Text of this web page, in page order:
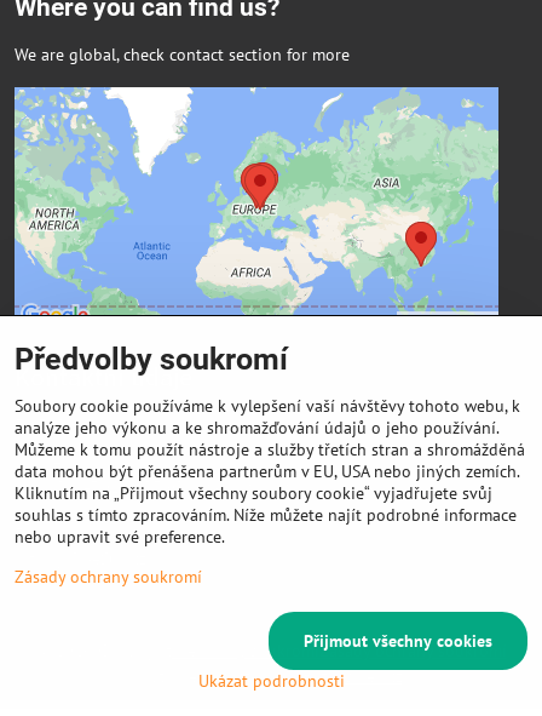
Where you can find us?
We are global, check contact section for more
Externí obsah je blokován Volbami
soukromí
Přejete si načíst externí obsah?
Povolit a zapamatovat - souhlas s druhem cookie:
Funkční
Kontaktní údaje
FIBER3D Co., limited
Phone:
+86 131 4701 8937 (China) - hlavní sídlo
E-mail:
Předvolby soukromíZásady ochrany soukromí
Vytvořeno systémem:ByznysWeb.cz
Předvolby soukromí
Soubory cookie používáme k vylepšení vaší návštěvy tohoto webu, k
analýze jeho výkonu a ke shromažďování údajů o jeho používání.
Můžeme k tomu použít nástroje a služby třetích stran a shromážděná
data mohou být přenášena partnerům v EU, USA nebo jiných zemích.
Kliknutím na „Přijmout všechny soubory cookie“ vyjadřujete svůj
souhlas s tímto zpracováním. Níže můžete najít podrobné informace
nebo upravit své preference.
Zásady ochrany soukromí
Ukázat podrobnosti
Přijmout všechny cookies